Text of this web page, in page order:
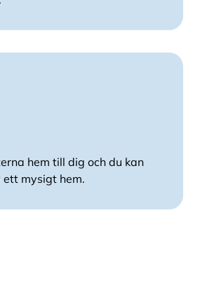
hem till dig och du kan
mysigt hem.